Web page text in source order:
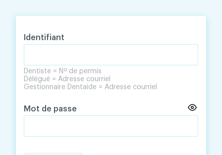
Identifiant
Dentiste = Nº de permis
Délégué = Adresse courriel
Gestionnaire Dentaide = Adresse courriel
Mot de passe